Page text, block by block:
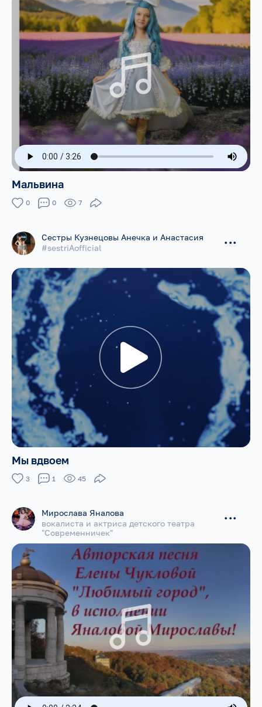
Мальвина
0 0 7
Сестры Кузнецовы Анечка и Анастасия
#sestriAofficial
...
Мы вдвоем
3 1 45
Мирослава Яналова
вокалиста и актриса детского театра
"Современничек"
...